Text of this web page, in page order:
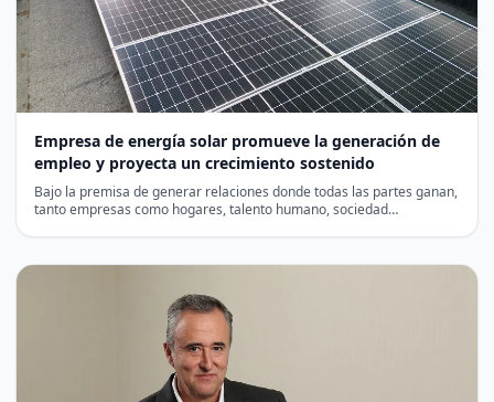
Empresa de energía solar promueve la generación de
empleo y proyecta un crecimiento sostenido
Bajo la premisa de generar relaciones donde todas las partes ganan,
tanto empresas como hogares, talento humano, sociedad…